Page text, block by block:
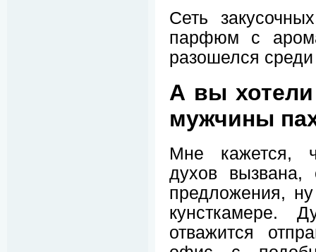
Сеть
парфюм с
разошелся
А вы
мужчины
Мне кажется,
духов вызвана,
предложения,
кунсткамере.
отважится